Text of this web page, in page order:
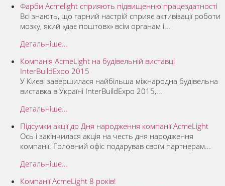
Фарби Acmelight сприяють підвищенню працездатності
Всі знають, що гарний настрій сприяє активізації роботи
мозку, який «дає поштовх» всім органам і...
Детальніше...
Компанія AcmeLight на будівельній виставці
InterBuildExpo 2015
У Києві завершилася найбільша міжнародна будівельна
виставка в Україні InterBuildExpo 2015,...
Детальніше...
Підсумки акції до Дня народження компанії AcmeLight
Ось і закінчилася акція на честь дня народження
компанії. Головний офіс подарував своїм партнерам...
Детальніше...
Компанії AcmeLight 8 років!